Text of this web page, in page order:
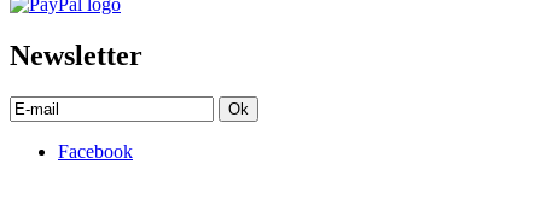
Newsletter
Ok
Facebook